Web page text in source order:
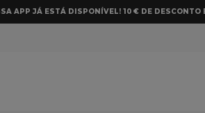
APP JÁ ESTÁ DISPONÍVEL! 10 € DE DESCONTO